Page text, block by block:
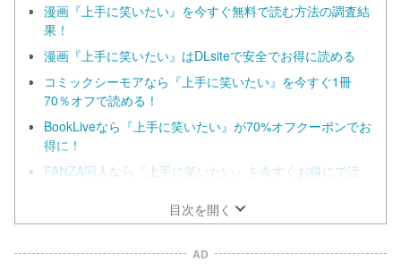
漫画『上手に笑いたい』を今すぐ無料で読む方法の調査結
果！
漫画『上手に笑いたい』はDLsiteで安全でお得に読める
コミックシーモアなら『上手に笑いたい』を今すぐ1冊
70％オフで読める！
BookLiveなら『上手に笑いたい』が70%オフクーポンでお
得に！
FANZA同人なら『上手に笑いたい』を今すぐお得にで読
目次を開く
AD